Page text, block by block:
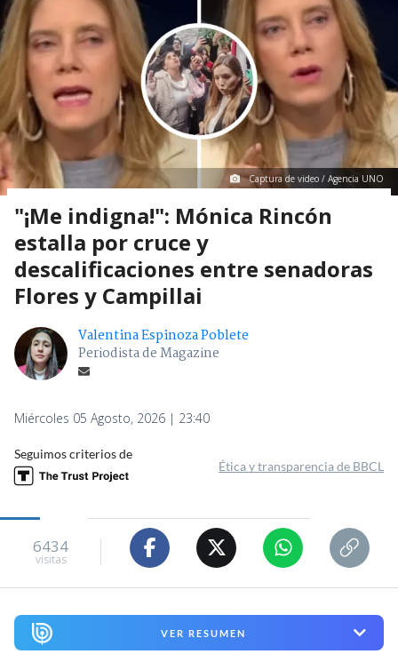
Captura de video / Agencia UNO
"¡Me indigna!": Mónica Rincón
estalla por cruce y
descalificaciones entre senadoras
Flores y Campillai
Valentina Espinoza Poblete
Periodista de Magazine
Miércoles 05 Agosto, 2026 | 23:40
Seguimos criterios de
Ética y transparencia de BBCL
6434
visitas
VER RESUMEN